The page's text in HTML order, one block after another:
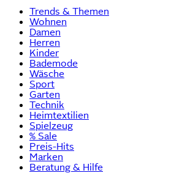
Trends & Themen
Wohnen
Damen
Herren
Kinder
Bademode
Wäsche
Sport
Garten
Technik
Heimtextilien
Spielzeug
% Sale
Preis-Hits
Marken
Beratung & Hilfe